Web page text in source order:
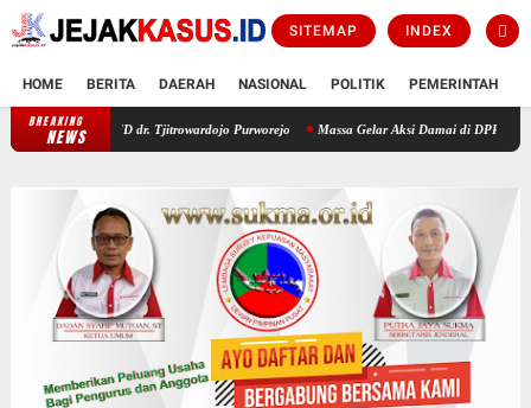
SITEMAP INDEX
HOME BERITA DAERAH NASIONAL POLITIK PEMERINTAH
BREAKING
NEWS
Hadir di RSUD dr. Tjitrowardojo Purworejo Massa Gelar Aksi Damai di DPRD Kudus,